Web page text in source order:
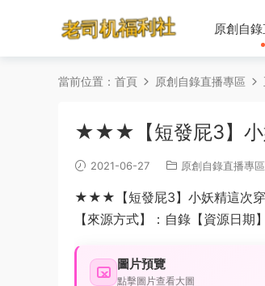
原創自
當前位置： 首頁 原創自錄直播專區
★★★【短發屁3】小
2021-06-27 原創自錄直播專區
★★★【短發屁3】小妖精這次穿
【來源方式】：自錄【資源日
圖片預覽
點擊圖片查看大圖